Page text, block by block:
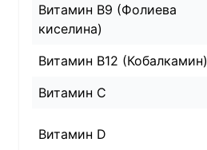
Витамин B9 (Фолиева
киселина)
Витамин B12 (Кобалкамин)
Витамин C
Витамин D